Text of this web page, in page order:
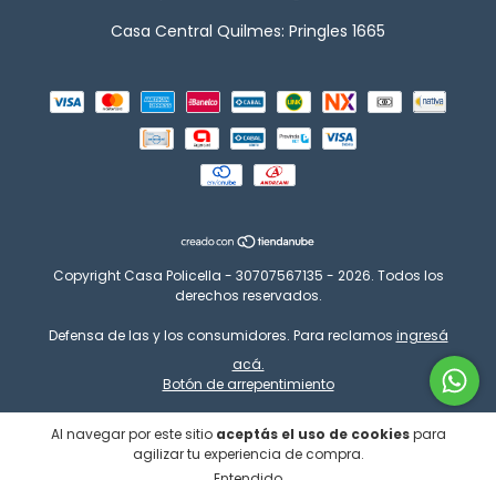
Al navegar por este sitio aceptás el uso de cookiespara
agilizar tu experiencia de compra.
Casa Central Quilmes: Pringles 1665
Copyright Casa Policella - 30707567135 - 2026. Todos los
derechos reservados.
Defensa de las y los consumidores. Para reclamos ingresá
acá.
Botón de arrepentimiento